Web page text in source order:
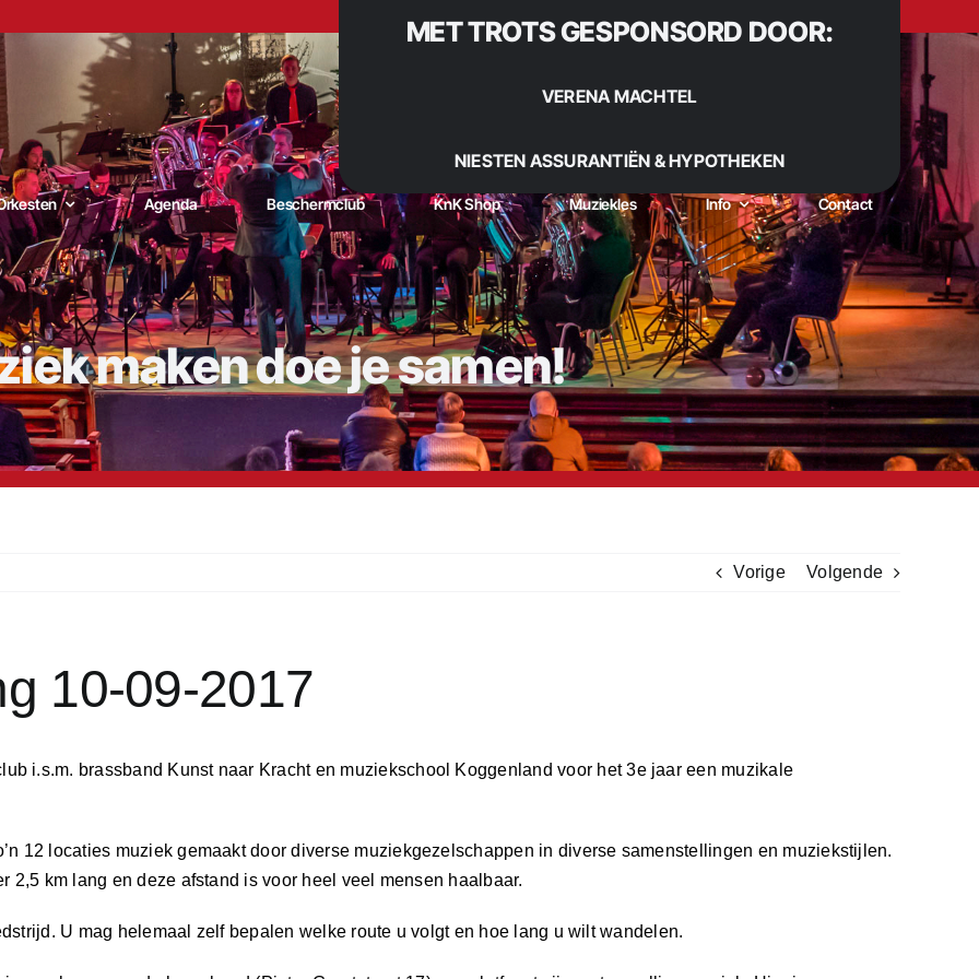
MET TROTS GESPONSORD DOOR:
VERENA MACHTEL
NIESTEN ASSURANTIËN & HYPOTHEKEN
Agenda Beschermclub KnK Shop Muziekles Info Contact
maken doe je samen!
Kunst naar Kracht – De muzikale trots van De Goorn | Sinds 1922
Vorige Volgende
10-09-2017
i.s.m. brassband Kunst naar Kracht en muziekschool Koggenland voor het 3e jaar een muzikale
12 locaties muziek gemaakt door diverse muziekgezelschappen in diverse samenstellingen en muziekstijlen.
2,5 km lang en deze afstand is voor heel veel mensen haalbaar.
U mag helemaal zelf bepalen welke route u volgt en hoe lang u wilt wandelen.